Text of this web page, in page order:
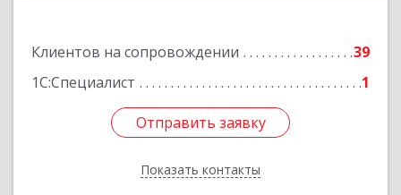
Клиентов на сопровождении
39
1С:Специалист
1
Отправить заявку
Показать контакты
Подробнее
Отправить заявку
Назад